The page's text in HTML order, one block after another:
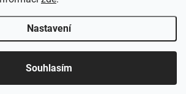
Nastavení
Souhlasím
obchod.cz. Všechna práva vyhrazena.Upravit
nastavení cookies